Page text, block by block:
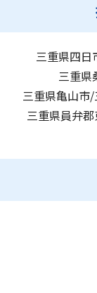
三重県四
三重県
三重県亀山市
三重県員弁